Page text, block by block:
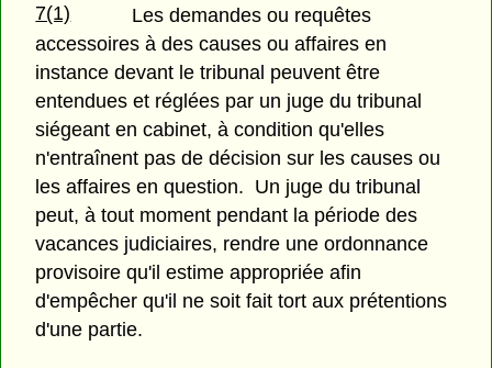
7(1)
Les demandes ou requêtes
accessoires à des causes ou affaires en
instance devant le tribunal peuvent être
entendues et réglées par un juge du tribunal
siégeant en cabinet, à condition qu'elles
n'entraînent pas de décision sur les causes ou
les affaires en question. Un juge du tribunal
peut, à tout moment pendant la période des
vacances judiciaires, rendre une ordonnance
provisoire qu'il estime appropriée afin
d'empêcher qu'il ne soit fait tort aux prétentions
d'une partie.